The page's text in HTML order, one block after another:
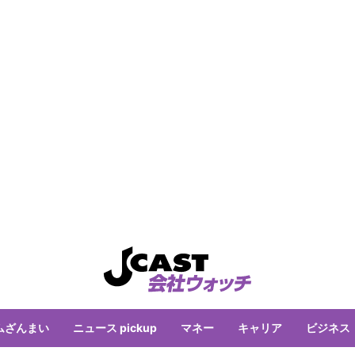
ざんまい ニュース pickup マネー キャリア ビジネス